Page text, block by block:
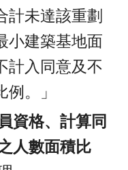
計未達該重劃
小建築基地面
計入同意及不
。」
資格、計算同
人數面積比